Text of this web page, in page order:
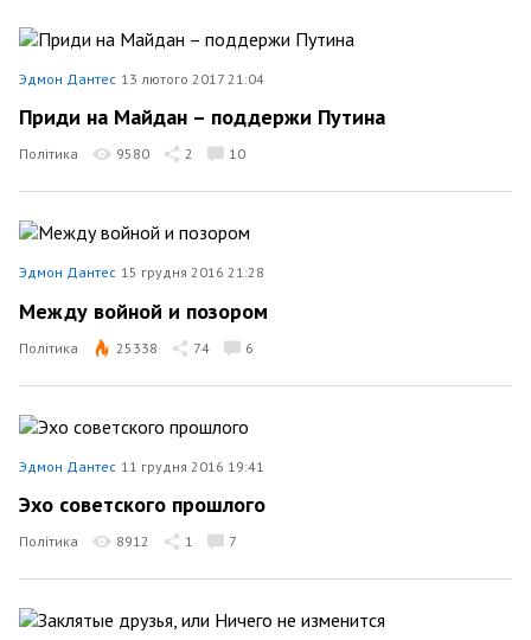
Эдмон Дантес 13 лютого 2017 21:04
Приди на Майдан – поддержи Путина
Політика 9580 2 10
Эдмон Дантес 15 грудня 2016 21:28
Между войной и позором
Політика 25338 74 6
Эдмон Дантес 11 грудня 2016 19:41
Эхо советского прошлого
Політика 8912 1 7